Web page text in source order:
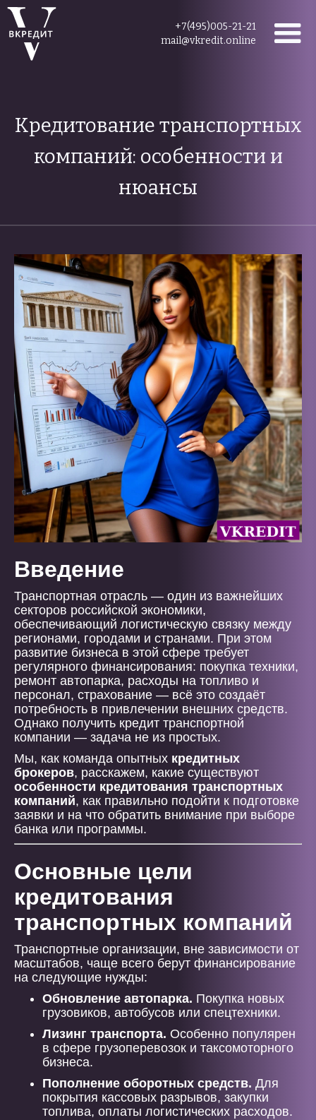
+7(495)005-21-21
mail@vkredit.online
Кредитование транспортных
компаний: особенности и
нюансы
Введение
Транспортная отрасль — один из важнейших
секторов российской экономики,
обеспечивающий логистическую связку между
регионами, городами и странами. При этом
развитие бизнеса в этой сфере требует
регулярного финансирования: покупка техники,
ремонт автопарка, расходы на топливо и
персонал, страхование — всё это создаёт
потребность в привлечении внешних средств.
Однако получить кредит транспортной
компании — задача не из простых.
Мы, как команда опытных кредитных
брокеров, расскажем, какие существуют
особенности кредитования транспортных
компаний, как правильно подойти к подготовке
заявки и на что обратить внимание при выборе
банка или программы.
Основные цели
кредитования
транспортных компаний
Транспортные организации, вне зависимости от
масштабов, чаще всего берут финансирование
на следующие нужды:
Обновление автопарка. Покупка новых
грузовиков, автобусов или спецтехники.
Лизинг транспорта. Особенно популярен
в сфере грузоперевозок и таксомоторного
бизнеса.
Пополнение оборотных средств. Для
покрытия кассовых разрывов, закупки
топлива, оплаты логистических расходов.